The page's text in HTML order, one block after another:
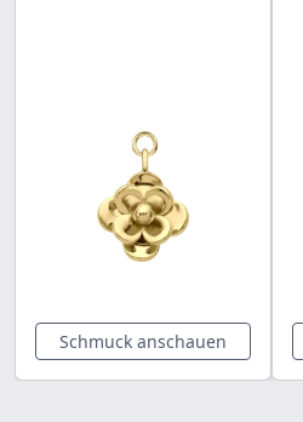
Schmuck anschauen